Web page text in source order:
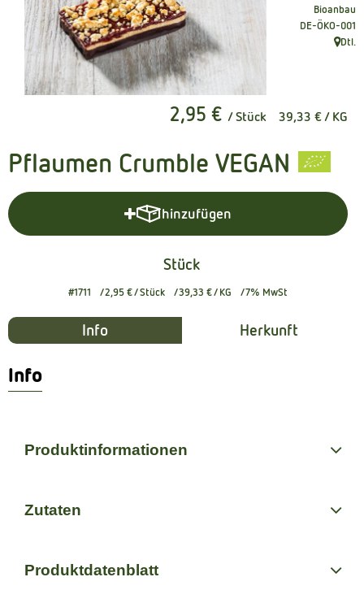
Kühltheke
Naturkost
Getränke
Pflaumen Crumble VEGAN
2,95 € / Stück 39,33 €/ KG
Bioanbau
,DE-ÖKO-001
,
Dtl.
hinzufügen
Produkt zum Warenkorb
Stück
#1711 2,95 €/ Stück 39,33 €/ KG 7% MwSt
Info Herkunft
Info
Produktinformationen
Zutaten
Produktdatenblatt